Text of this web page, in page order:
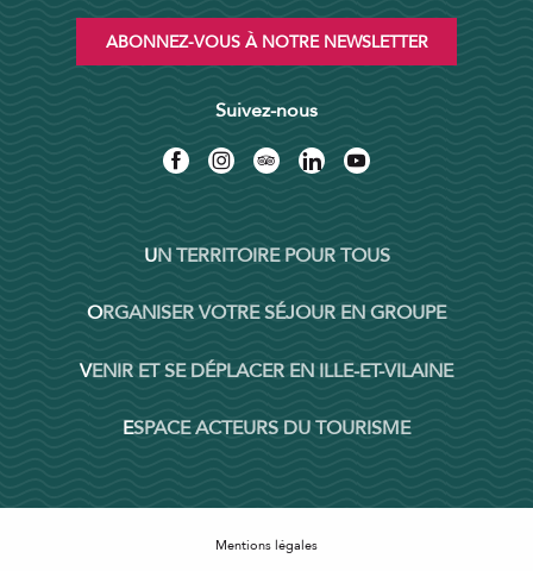
ABONNEZ-VOUS À NOTRE NEWSLETTER
Suivez-nous
UN TERRITOIRE POUR TOUS
ORGANISER VOTRE SÉJOUR EN GROUPE
VENIR ET SE DÉPLACER EN ILLE-ET-VILAINE
ESPACE ACTEURS DU TOURISME
Mentions légales